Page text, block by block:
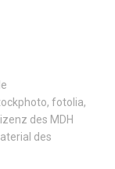
fotolia,
des MDH
des